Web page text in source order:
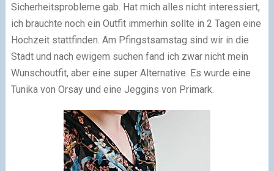
Sicherheitsprobleme gab. Hat mich alles nicht interessiert,
ich brauchte noch ein Outfit immerhin sollte in 2 Tagen eine
Hochzeit stattfinden. Am Pfingstsamstag sind wir in die
Stadt und nach ewigem suchen fand ich zwar nicht mein
Wunschoutfit, aber eine super Alternative. Es wurde eine
Tunika von Orsay und eine Jeggins von Primark.